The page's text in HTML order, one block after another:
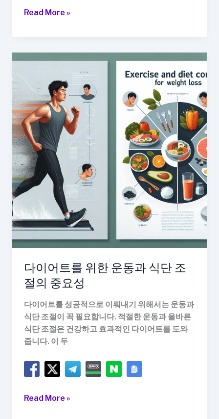
식
를
한
이
어
트
식
품
추
천
Read More »
다이어트를 위한 운동과 식단 조
절의 중요성
다이어트를 성공적으로 이뤄내기 위해서는 운동과
식단 조절이 꼭 필요합니다. 적절한 운동과 올바른
식단 조절은 건강하고 효과적인 다이어트를 도와
줍니다. 이 두
다
Read More »